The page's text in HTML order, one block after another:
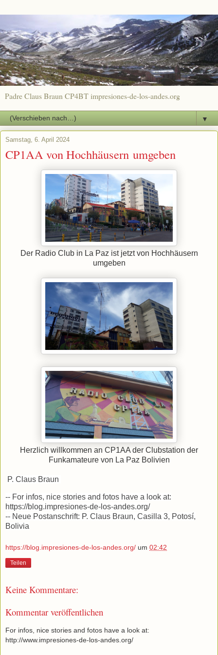
Padre Claus Braun CP4BT impresiones-de-los-andes.org
▼
Samstag, 6. April 2024
CP1AA von Hochhäusern umgeben
Der Radio Club in La Paz ist jetzt von Hochhäusern
umgeben
Herzlich willkommen an CP1AA der Clubstation der
Funkamateure von La Paz Bolivien
P. Claus Braun
-- For infos, nice stories and fotos have a look at:
https://blog.impresiones-de-los-andes.org/
-- Neue Postanschrift: P. Claus Braun, Casilla 3, Potosí,
Bolivia
https://blog.impresiones-de-los-andes.org/ um 02:42
Teilen
Keine Kommentare:
Kommentar veröffentlichen
For infos, nice stories and fotos have a look at:
http://www.impresiones-de-los-andes.org/